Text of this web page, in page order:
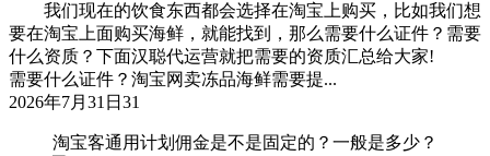
我们现在的饮食东西都会选择在淘宝上购买，比如我们想
要在淘宝上面购买海鲜，就能找到，那么需要什么证件？需要
什么资质？下面汉聪代运营就把需要的资质汇总给大家!
需要什么证件？淘宝网卖冻品海鲜需要提...
2026年7月31日 31
淘宝客通用计划佣金是不是固定的？一般是多少？